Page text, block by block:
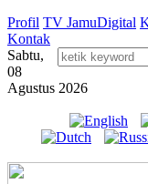
Profil TV JamuDigital
Kontak
Sabtu,
08
Agustus 2026